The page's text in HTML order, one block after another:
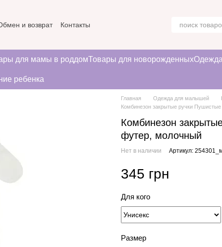
и возврат
Контакты
для мамы в роддомТовары для новорожденных
ребенка
Главная Одежда для малышей
Комбинезон закрытые ручки
Комбинезон
футер, молочный
Нет в наличии Артикул:
345 грн
Для кого
Размер